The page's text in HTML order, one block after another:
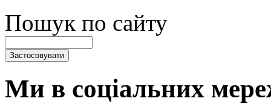
Пошук по сайту
Ми в соціальних